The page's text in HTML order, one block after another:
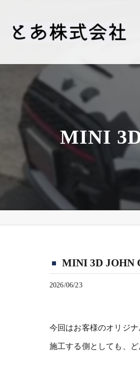
MINI
MINI 3D JOHN
2026/06/23
今回はお客様のオリジ
施工する側としても、